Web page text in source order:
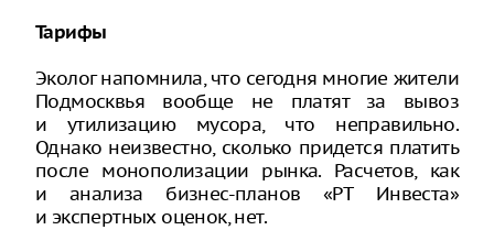
Тарифы
Эколог напомнила, что сегодня многие жители
Подмосквья вообще не платят за вывоз
и утилизацию мусора, что неправильно.
Однако неизвестно, сколько придется платить
после монополизации рынка. Расчетов, как
и анализа бизнес-планов «РТ Инвеста»
и экспертных оценок, нет.